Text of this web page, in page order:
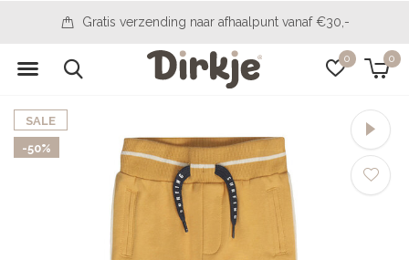
0 0
14 Tage, um Ihre Meinung zu ändern
SALE
-50%